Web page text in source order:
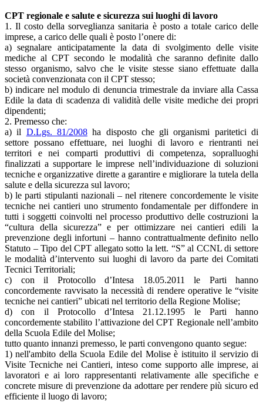
CPT regionale e salute e sicurezza sui luoghi di lavoro
1. Il costo della sorveglianza sanitaria è posto a totale carico delle
imprese, a carico delle quali è posto l’onere di:
a) segnalare anticipatamente la data di svolgimento delle visite
mediche al CPT secondo le modalità che saranno definite dallo
stesso organismo, salvo che le visite stesse siano effettuate dalla
società convenzionata con il CPT stesso;
b) indicare nel modulo di denuncia trimestrale da inviare alla Cassa
Edile la data di scadenza di validità delle visite mediche dei propri
dipendenti;
2. Premesso che:
a) il D.Lgs. 81/2008ha disposto che gli organismi paritetici di
settore possano effettuare, nei luoghi di lavoro e rientranti nei
territori e nei comparti produttivi di competenza, sopralluoghi
finalizzati a supportare le imprese nell’individuazione di soluzioni
tecniche e organizzative dirette a garantire e migliorare la tutela della
salute e della sicurezza sul lavoro;
b) le parti stipulanti nazionali – nel ritenere concordemente le visite
tecniche nei cantieri uno strumento fondamentale per diffondere in
tutti i soggetti coinvolti nel processo produttivo delle costruzioni la
“cultura della sicurezza” e per ottimizzare nei cantieri edili la
prevenzione degli infortuni – hanno contrattualmente definito nello
Statuto – Tipo del CPT allegato sotto la lett. “S” al CCNL di settore
le modalità d’intervento sui luoghi di lavoro da parte dei Comitati
Tecnici Territoriali;
c) con il Protocollo d’Intesa 18.05.2011 le Parti hanno
concordemente ravvisato la necessità di rendere operative le “visite
tecniche nei cantieri” ubicati nel territorio della Regione Molise;
d) con il Protocollo d’Intesa 21.12.1995 le Parti hanno
concordemente stabilito l’attivazione del CPT Regionale nell’ambito
della Scuola Edile del Molise;
tutto quanto innanzi premesso, le parti convengono quanto segue:
1) nell'ambito della Scuola Edile del Molise è istituito il servizio di
Visite Tecniche nei Cantieri, inteso come supporto alle imprese, ai
lavoratori e ai loro rappresentanti relativamente alle specifiche e
concrete misure di prevenzione da adottare per rendere più sicuro ed
efficiente il luogo di lavoro;